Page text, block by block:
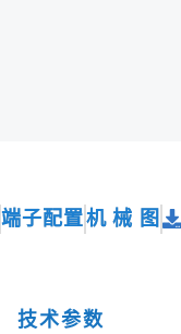
端子配置机 械 图
技术参数